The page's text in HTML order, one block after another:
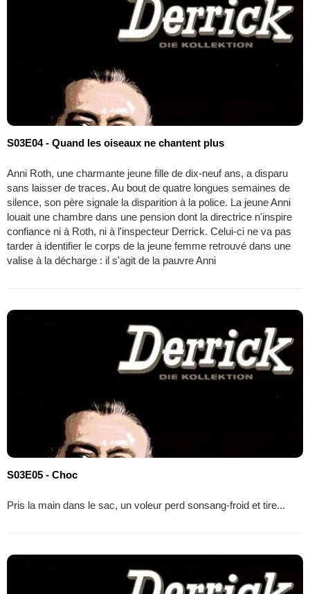
S03E04 - Quand les oiseaux ne chantent plus
Anni Roth, une charmante jeune fille de dix-neuf ans, a disparu
sans laisser de traces. Au bout de quatre longues semaines de
silence, son père signale la disparition à la police. La jeune Anni
louait une chambre dans une pension dont la directrice n'inspire
confiance ni à Roth, ni à l'inspecteur Derrick. Celui-ci ne va pas
tarder à identifier le corps de la jeune femme retrouvé dans une
valise à la décharge : il s'agit de la pauvre Anni
S03E05 - Choc
Pris la main dans le sac, un voleur perd sonsang-froid et tire...